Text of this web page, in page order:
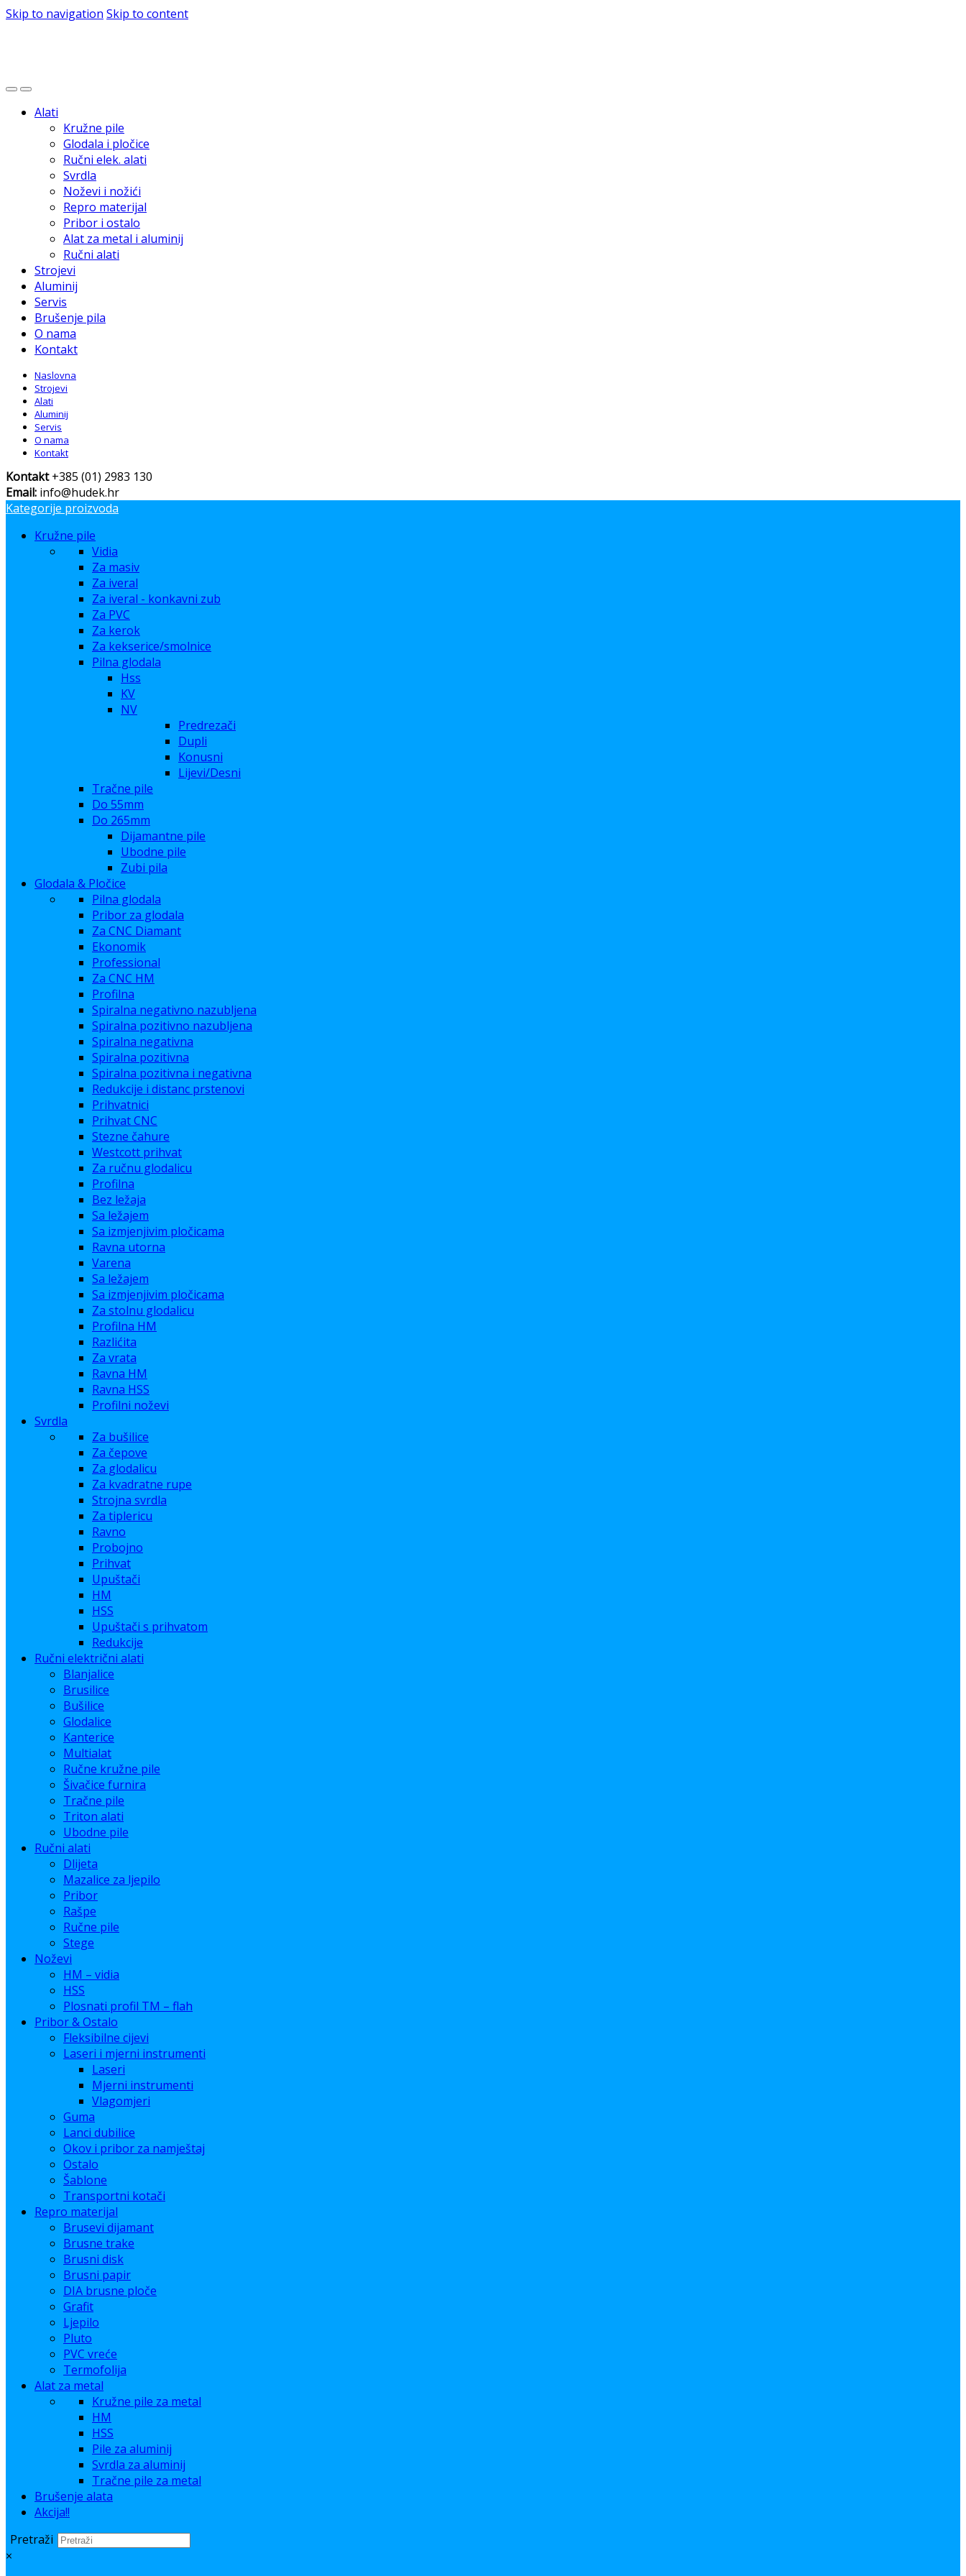
Skip to navigation Skip to content
Alati
Kružne pile
Glodala i pločice
Ručni elek. alati
Svrdla
Noževi i nožići
Repro materijal
Pribor i ostalo
Alat za metal i aluminij
Ručni alati
Strojevi
Aluminij
Servis
Brušenje pila
O nama
Kontakt
Naslovna
Strojevi
Alati
Aluminij
Servis
O nama
Kontakt
Kontakt+385 (01) 2983 130
Email: info@hudek.hr
Kategorije proizvoda
Kružne pile
Vidia
Za masiv
Za iveral
Za iveral - konkavni zub
Za PVC
Za kerok
Za kekserice/smolnice
Pilna glodala
Hss
KV
NV
Predrezači
Dupli
Konusni
Lijevi/Desni
Tračne pile
Do 55mm
Do 265mm
Dijamantne pile
Ubodne pile
Zubi pila
Glodala & Pločice
Pilna glodala
Pribor za glodala
Za CNC Diamant
Ekonomik
Professional
Za CNC HM
Profilna
Spiralna negativno nazubljena
Spiralna pozitivno nazubljena
Spiralna negativna
Spiralna pozitivna
Spiralna pozitivna i negativna
Redukcije i distanc prstenovi
Prihvatnici
Prihvat CNC
Stezne čahure
Westcott prihvat
Za ručnu glodalicu
Profilna
Bez ležaja
Sa ležajem
Sa izmjenjivim pločicama
Ravna utorna
Varena
Sa ležajem
Sa izmjenjivim pločicama
Za stolnu glodalicu
Profilna HM
Razlićita
Za vrata
Ravna HM
Ravna HSS
Profilni noževi
Svrdla
Za bušilice
Za čepove
Za glodalicu
Za kvadratne rupe
Strojna svrdla
Za tiplericu
Ravno
Probojno
Prihvat
Upuštači
HM
HSS
Upuštači s prihvatom
Redukcije
Ručni električni alati
Blanjalice
Brusilice
Bušilice
Glodalice
Kanterice
Multialat
Ručne kružne pile
Šivačice furnira
Tračne pile
Triton alati
Ubodne pile
Ručni alati
Dlijeta
Mazalice za ljepilo
Pribor
Rašpe
Ručne pile
Stege
Noževi
HM – vidia
HSS
Plosnati profil TM – flah
Pribor & Ostalo
Fleksibilne cijevi
Laseri i mjerni instrumenti
Laseri
Mjerni instrumenti
Vlagomjeri
Guma
Lanci dubilice
Okov i pribor za namještaj
Ostalo
Šablone
Transportni kotači
Repro materijal
Brusevi dijamant
Brusne trake
Brusni disk
Brusni papir
DIA brusne ploče
Grafit
Ljepilo
Pluto
PVC vreće
Termofolija
Alat za metal
Kružne pile za metal
HM
HSS
Pile za aluminij
Svrdla za aluminij
Tračne pile za metal
Brušenje alata
Akcija!!
Pretraži
×